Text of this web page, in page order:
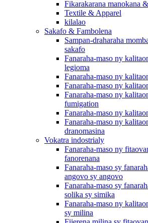
Fikarakarana manokana
Textile & Apparel
kilalao
Sakafo & Fambolena
Sampan-draharaha
sakafo
Fanaraha-maso ny
legioma
Fanaraha-maso ny
Fanaraha-maso ny
Fanaraha-maso ny
fumigation
Fanaraha-maso ny
Fanaraha-maso ny
dranomasina
Vokatra indostrialy
Fanaraha-maso ny
fanorenana
Fanaraha-maso sy
angovo sy angovo
Fanaraha-maso sy
solika sy simika
Fanaraha-maso ny
sy milina